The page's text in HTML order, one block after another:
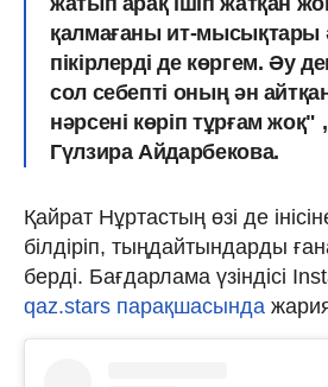
қалмағаны ит-мысықтары
пікірлерді де көргем. Әу
сол себепті оның ән
нәрсені көріп тұрғам жоқ"
Гүлзира Айдарбекова.
Қайрат Нұртастың өзі де
білдіріп, тыңдайтындарды
берді. Бағдарлама үзіндісі
qaz.stars парақшасында